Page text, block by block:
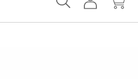
MonMon